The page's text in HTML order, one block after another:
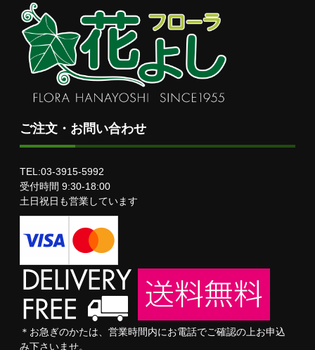
ご注文・お問い合わせ
TEL:03-3915-5992
受付時間 9:30-18:00
土日祝日も営業しています
＊お急ぎのかたは、営業時間内にお電話でご確認の上お申込
み下さいませ。